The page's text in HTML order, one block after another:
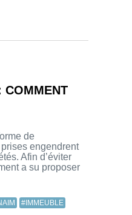
COMMENT
de
engendrent
Afin d’éviter
a su proposer
#IMMEUBLE